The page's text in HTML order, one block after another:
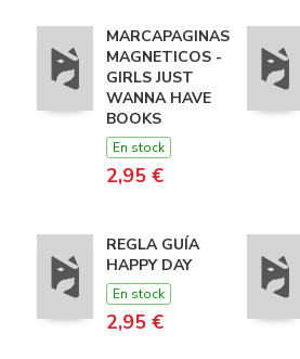
MARCAPAGINAS
MAGNETICOS -
GIRLS JUST
WANNA HAVE
BOOKS
En stock
2,95 €
REGLA GUÍA
HAPPY DAY
En stock
2,95 €